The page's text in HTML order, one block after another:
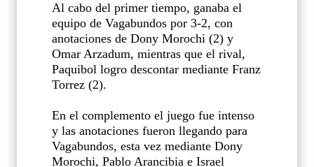
Al cabo del primer tiempo, ganaba el
equipo de Vagabundos por 3-2, con
anotaciones de Dony Morochi (2) y
Omar Arzadum, mientras que el rival,
Paquibol logro descontar mediante Franz
Torrez (2).
En el complemento el juego fue intenso
y las anotaciones fueron llegando para
Vagabundos, esta vez mediante Dony
Morochi, Pablo Arancibia e Israel